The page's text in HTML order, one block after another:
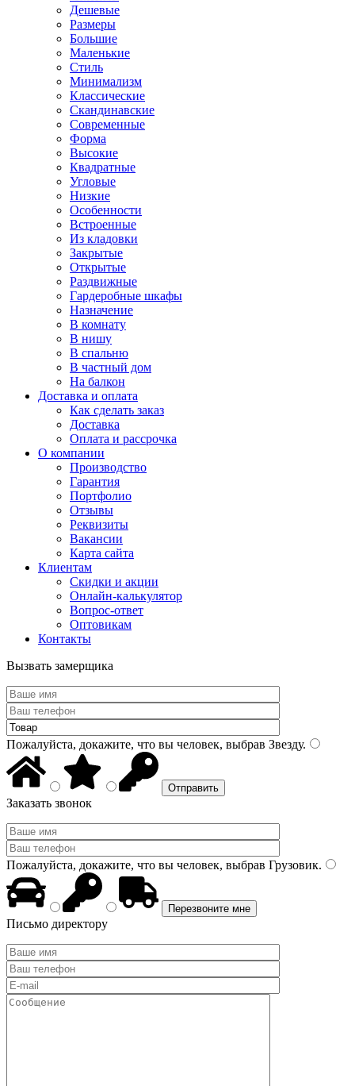
Дешевые
Размеры
Большие
Маленькие
Стиль
Минимализм
Классические
Скандинавские
Современные
Форма
Высокие
Квадратные
Угловые
Низкие
Особенности
Встроенные
Из кладовки
Закрытые
Открытые
Раздвижные
Гардеробные шкафы
Назначение
В комнату
В нишу
В спальню
В частный дом
На балкон
Доставка и оплата
Как сделать заказ
Доставка
Оплата и рассрочка
О компании
Производство
Гарантия
Портфолио
Отзывы
Реквизиты
Вакансии
Карта сайта
Клиентам
Скидки и акции
Онлайн-калькулятор
Вопрос-ответ
Оптовикам
Контакты
Вызвать замерщика
Пожалуйста, докажите, что вы человек, выбрав Звезду.
Заказать звонок
Пожалуйста, докажите, что вы человек, выбрав Грузовик.
Письмо директору